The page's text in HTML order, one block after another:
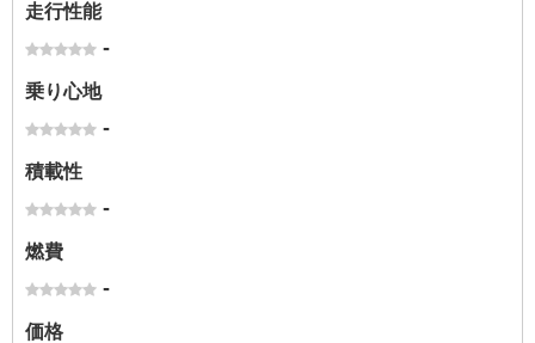
走行性能
-
乗り心地
-
積載性
-
燃費
-
価格